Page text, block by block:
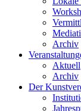
Archiv
Aktuell
Archiv
Der